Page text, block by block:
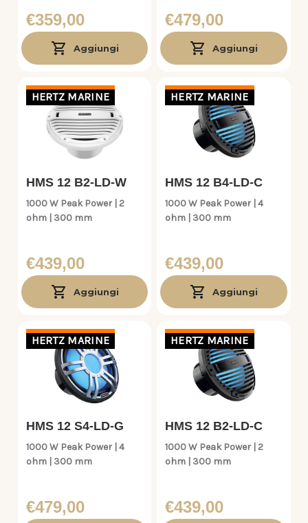
€359,00
Aggiungi
€479,00
Aggiungi
HERTZ MARINE
HMS 12 B2-LD-W
1000 W Peak Power | 2
ohm | 300 mm
€439,00
Aggiungi
HERTZ MARINE
HMS 12 B4-LD-C
1000 W Peak Power | 4
ohm | 300 mm
€439,00
Aggiungi
HERTZ MARINE
HMS 12 S4-LD-G
1000 W Peak Power | 4
ohm | 300 mm
€479,00
HERTZ MARINE
HMS 12 B2-LD-C
1000 W Peak Power | 2
ohm | 300 mm
€439,00